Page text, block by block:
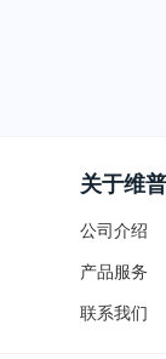
关于维普
公司介绍
产品服务
联系我们